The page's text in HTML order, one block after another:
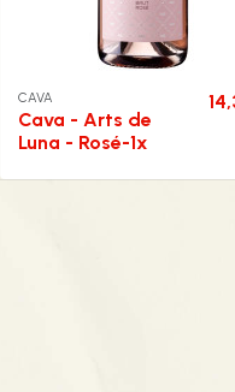
CAVA
Cava - Arts de
Luna - Rosé-1x